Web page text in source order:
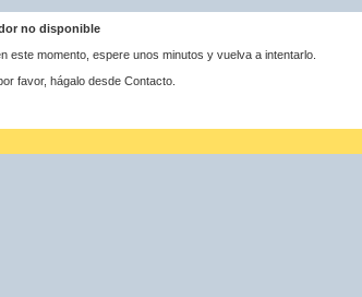
no disponible
este momento, espere unos minutos y vuelva a intentarlo.
favor, hágalo desde Contacto.